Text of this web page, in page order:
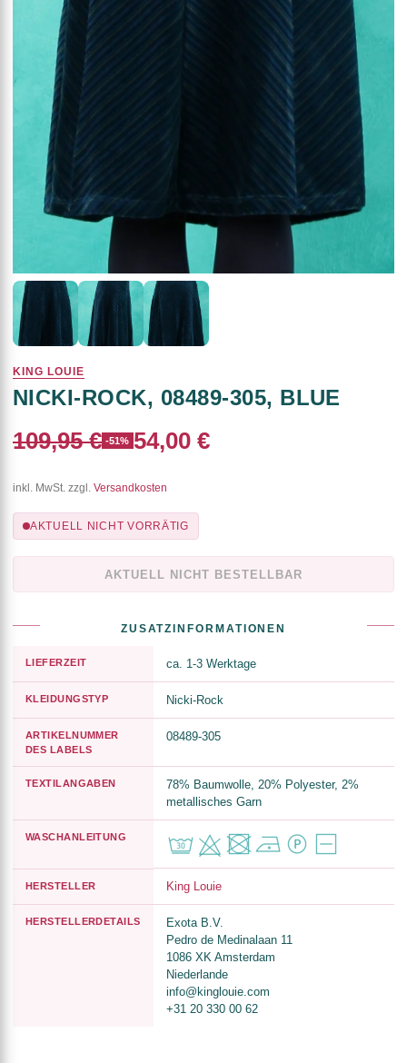
KING LOUIE
NICKI-ROCK, 08489-305, BLUE
109,95 € -51% 54,00 €
inkl. MwSt. zzgl. Versandkosten
AKTUELL NICHT VORRÄTIG
AKTUELL NICHT BESTELLBAR
ZUSATZINFORMATIONEN
LIEFERZEIT ca. 1-3 Werktage
KLEIDUNGSTYP Nicki-Rock
ARTIKELNUMMER
DES LABELS
08489-305
TEXTILANGABEN
78% Baumwolle, 20% Polyester, 2%
metallisches Garn
WASCHANLEITUNG
HERSTELLER King Louie
HERSTELLERDETAILS
Exota B.V.
Pedro de Medinalaan 11
1086 XK Amsterdam
Niederlande
info@kinglouie.com
+31 20 330 00 62